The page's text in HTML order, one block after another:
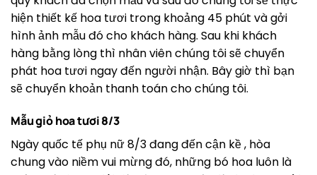
hiện thiết kế hoa tươi trong khoảng 45 phút và gởi
hình ảnh mẫu đó cho khách hàng. Sau khi khách
hàng bằng lòng thì nhân viên chúng tôi sẽ chuyển
phát hoa tươi ngay đến người nhận. Bây giờ thì bạn
sẽ chuyển khoản thanh toán cho chúng tôi.
Mẫu giỏ hoa tươi 8/3
Ngày quốc tế phụ nữ 8/3 đang đến cận kề , hòa
chung vào niềm vui mừng đó, những bó hoa luôn là